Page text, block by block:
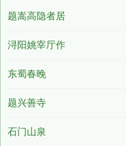
题嵩高隐者居
浔阳姚宰厅作
东蜀春晚
题兴善寺
石门山泉